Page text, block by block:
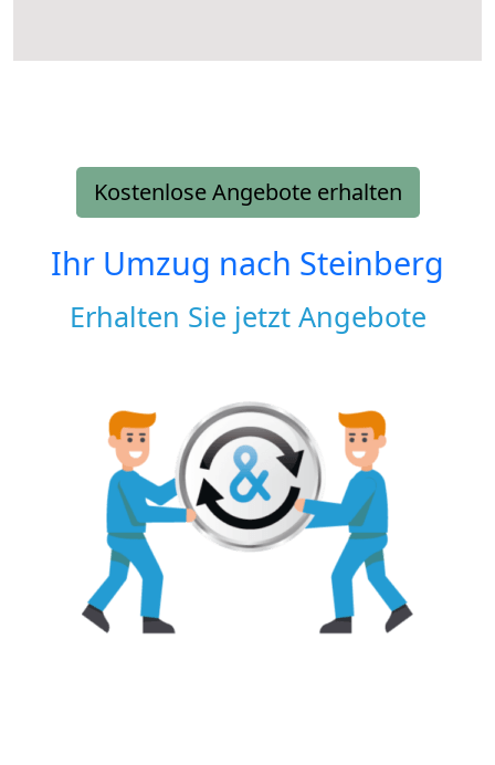
Kostenlose Angebote erhalten
Ihr Umzug nach Steinberg
Erhalten Sie jetzt Angebote